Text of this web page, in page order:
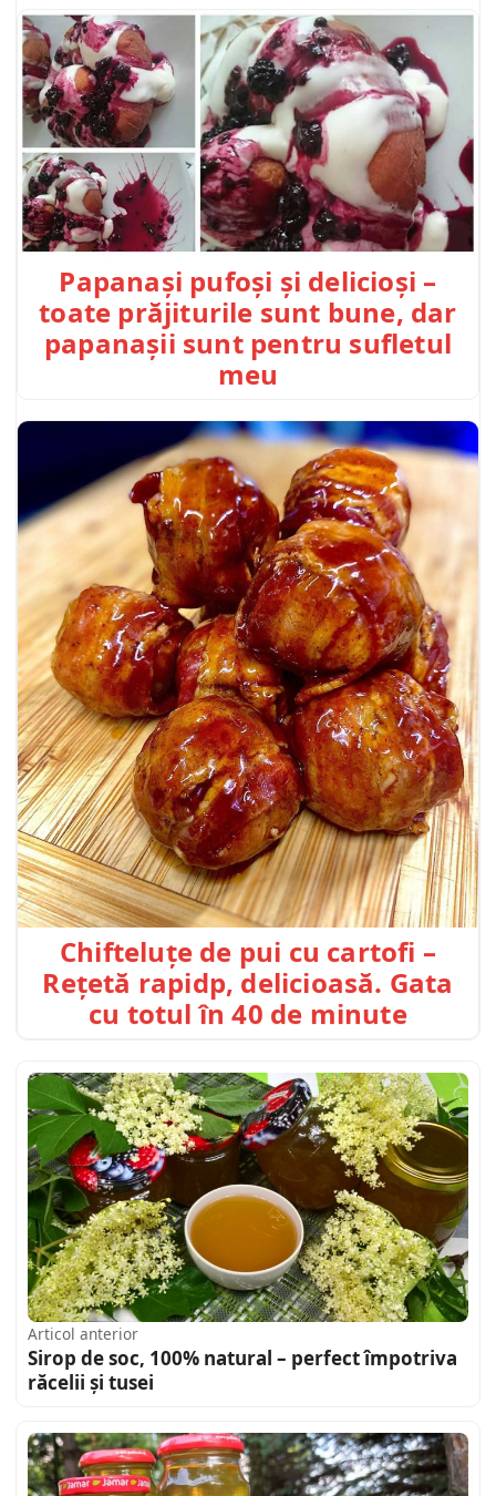
Papanași pufoși și delicioși –
toate prăjiturile sunt bune, dar
papanașii sunt pentru sufletul
meu
Chifteluțe de pui cu cartofi –
Rețetă rapidp, delicioasă. Gata
cu totul în 40 de minute
Articol anterior
Sirop de soc, 100% natural – perfect împotriva
răcelii și tusei